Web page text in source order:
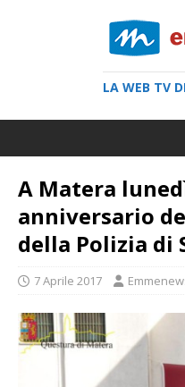
LA WEB TV
A Matera
anniversario
della Polizia di
7 Aprile 2017